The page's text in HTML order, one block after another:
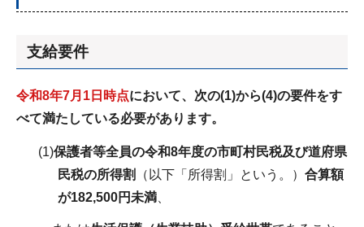
支給要件
令和8年7月1日時点において、次の(1)から(4)の要件をす
べて満たしている必要があります。
(1)保護者等全員の令和8年度の市町村民税及び道府県
民税の所得割
（以下「所得割」という。）合算額
が182,500円未満